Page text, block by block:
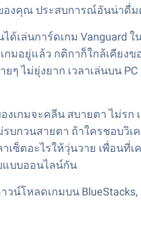
องคุณ ประสบการณ์อันน่าดื่
ด้เล่นการ์ดเกม Vanguard
มอยู่แล้ว กติกาก็ใกล้เคียง
ๆ ไม่ยุ่งยาก เวลาเล่นบน
เกมจะคลีน สบายตา ไม่ร
บกวนสายตา ถ้าใครชอบวิเ
เซ็ตอะไรให้วุ่นวาย เพื่อนที่
แบบออนไลน์กัน
วน์โหลดเกมบน